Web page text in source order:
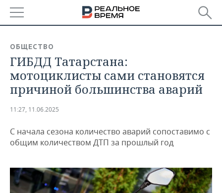
БАШКОРТОСТАН
ТАТАРСТАН
НОВОСТИ
АНАЛИТИКА
ДЕКЛАРАЦИИ О ДОХОДАХ
КОРОЛИ ГОСЗАКАЗА ПФО
ВУЗЫ ТАТАРСТАНА
НОВОСТИ ЭКОНОМИКИ
ФИНАНСЫ
БАНКИ
ПРОМЫШЛЕННОСТЬ
НОВОСТИ
АГРОПРОМ
НЕДВИЖИМОСТЬ
НОВОСТИ НЕДВИЖИМОСТИ
АВТО
ОБЩЕСТВО
ГИБДД Татарстана:
мотоциклисты сами становятся
причиной большинства аварий
11:27, 11.06.2025
С начала сезона количество аварий сопоставимо с
общим количеством ДТП за прошлый год